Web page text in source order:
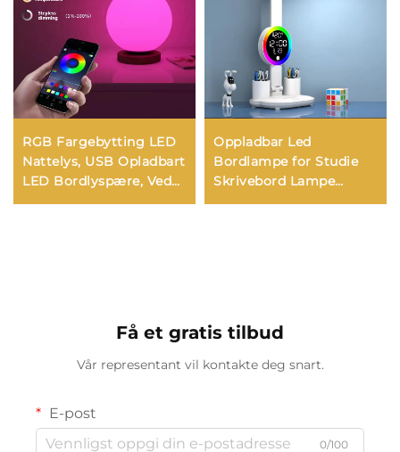
RGB Fargebytting LED
Nattelys, USB Opladbart
LED Bordlyspære, Ved
siden av Sengen Lys for
Oppladbar Led
Bordlampe for Studie
Skrivebord Lampe
Leselys Led Nattlys med
Få et gratis tilbud
Vår representant vil kontakte deg snart.
E-post
0/100